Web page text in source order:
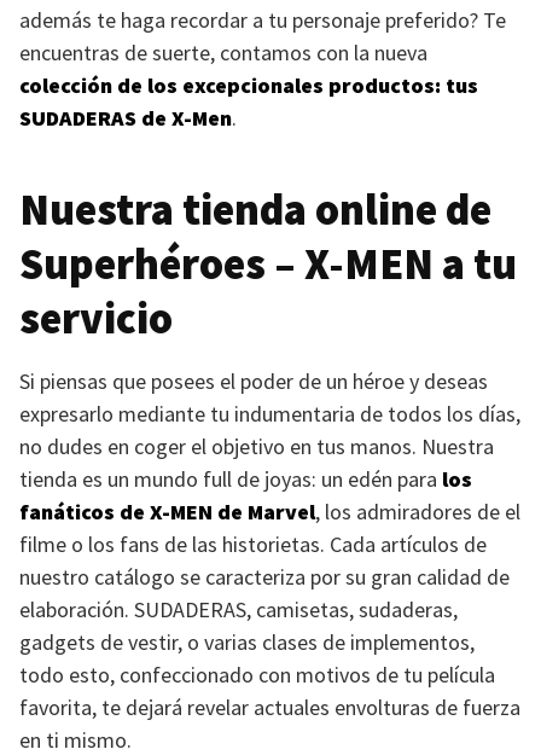
además te haga recordar a tu personaje preferido? Te
encuentras de suerte, contamos con la nueva
colección de los excepcionales productos: tus
SUDADERAS de X-Men.
Nuestra tienda online de
Superhéroes – X-MEN a tu
servicio
Si piensas que posees el poder de un héroe y deseas
expresarlo mediante tu indumentaria de todos los días,
no dudes en coger el objetivo en tus manos. Nuestra
tienda es un mundo full de joyas: un edén para los
fanáticos de X-MEN de Marvel, los admiradores de el
filme o los fans de las historietas. Cada artículos de
nuestro catálogo se caracteriza por su gran calidad de
elaboración. SUDADERAS, camisetas, sudaderas,
gadgets de vestir, o varias clases de implementos,
todo esto, confeccionado con motivos de tu película
favorita, te dejará revelar actuales envolturas de fuerza
en ti mismo.